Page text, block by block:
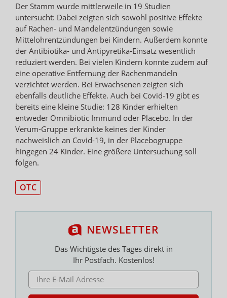
Der Stamm wurde mittlerweile in 19 Studien
untersucht: Dabei zeigten sich sowohl positive Effekte
auf Rachen- und Mandelentzündungen sowie
Mittelohrentzündungen bei Kindern. Außerdem konnte
der Antibiotika- und Antipyretika-Einsatz wesentlich
reduziert werden. Bei vielen Kindern konnte zudem auf
eine operative Entfernung der Rachenmandeln
verzichtet werden. Bei Erwachsenen zeigten sich
ebenfalls deutliche Effekte. Auch bei Covid-19 gibt es
bereits eine kleine Studie: 128 Kinder erhielten
entweder Omnibiotic Immund oder Placebo. In der
Verum-Gruppe erkrankte keines der Kinder
nachweislich an Covid-19, in der Placebogruppe
hingegen 24 Kinder. Eine größere Untersuchung soll
folgen.
OTC
NEWSLETTER
Das Wichtigste des Tages direkt in
Ihr Postfach. Kostenlos!
E-MAIL ADRESSE